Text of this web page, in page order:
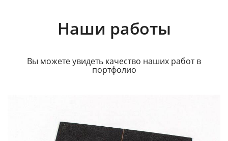
Наши работы
Вы можете увидеть качество наших работ в
портфолио